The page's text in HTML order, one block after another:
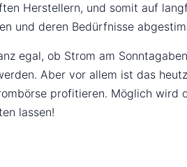
Herstellern, und somit auf
und deren Bedürfnisse
egal, ob Strom am
Aber vor allem ist das
profitieren. Möglich wird
lassen!